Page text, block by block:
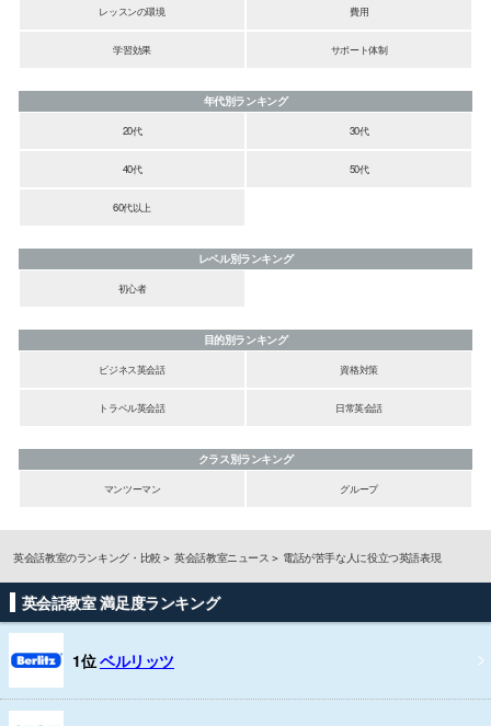
レッスンの環境 費用
学習効果 サポート体制
年代別ランキング
20代
30代
40代 50代
60代以上
レベル別ランキング
初心者
目的別ランキング
ビジネス英会話
資格対策
トラベル英会話 日常英会話
クラス別ランキング
マンツーマン
グループ
英会話教室のランキング・比較 英会話教室ニュース 電話が苦手な人に役立つ英語表現
英会話教室 満足度ランキング
1位ベルリッツ